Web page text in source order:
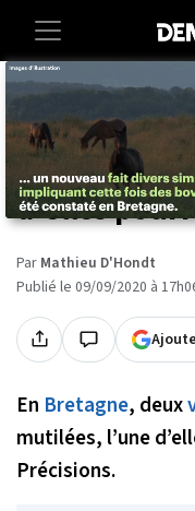
Accueil Societe
En
d'elles
Par Mathieu D'Hondt
Publié le 09/09/2020 à
En Bretagne, deux
mutilées, l’une
Précisions.